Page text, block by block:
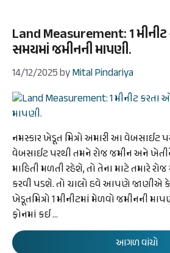
Land Measurement: 1
સમયમાં જમીનની માપણી.
14/12/2025byMital Pindariya
નમસ્કાર ખેડૂત મિત્રો અમારી આ વેબસાઈટ
વેબસાઈટ પરથી તમને રોજ જમીન અને
માહિતી મળતી રહેશે, તો તેના માટે તમારે
કરવી પડશે. તો ચાલો હવે આપણે જાણીએ
ખેડૂતમિત્રો 1 મીનીટમાં મેળવો જમીનની
ફોનમાં કઈ …
આગળ વાંચો